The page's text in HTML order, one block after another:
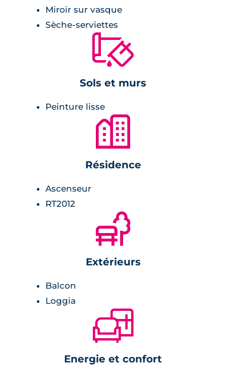
Équipement de la résidence :
résidence sécurisée,
halls d'entrée décorés,
résidence réhabilitée,
31 appartements,
stationnements en sous-sol.
Miroir sur vasque
Sèche-serviettes
🔨
Sols et murs
Peinture lisse
🏙
Résidence
Ascenseur
RT2012
🌲
Extérieurs
Balcon
Loggia
🛋
Energie et confort